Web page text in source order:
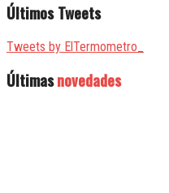
Últimos Tweets
Tweets by ElTermometro_
Últimasnovedades